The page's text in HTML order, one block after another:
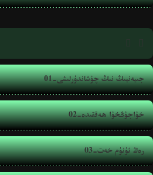
01-جىيەنيىڭ نىڭ چۇشاندۈرلىشى
02-خۇاجۇڭخۇا ھەققىدە
03-رەڭ ئۈنۈم خەت